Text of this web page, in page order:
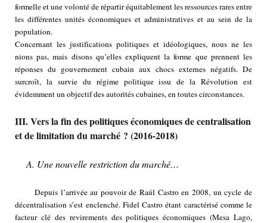
formelle et une volonté de répartir équitablement les ressources rares entre
les différentes unités économiques et administratives et au sein de la
population.
Concernant les justifications politiques et idéologiques, nous ne les
nions pas, mais disons qu’elles expliquent la forme que prennent les
réponses du gouvernement cubain aux chocs externes négatifs. De
surcroît, la survie du régime politique issu de la Révolution est
évidemment un objectif des autorités cubaines, en toutes circonstances.
III. Vers la fin des politiques économiques de centralisation
et de limitation du marché ? (2016-2018)
A. Une nouvelle restriction du marché…
Depuis l’arrivée au pouvoir de Raúl Castro en 2008, un cycle de
décentralisation s’est enclenché. Fidel Castro étant caractérisé comme le
facteur clé des revirements des politiques économiques (Mesa Lago,